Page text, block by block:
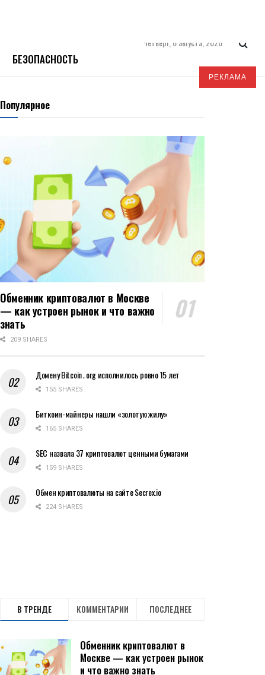
БЕЗОПАСНОСТЬ
Четверг, 6 августа, 2026
РЕКЛАМА
Популярное
Обменник криптовалют в Москве
— как устроен рынок и что важно
знать
209 SHARES
Домену Bitcoin․org исполнилось ровно 15 лет
155 SHARES
Биткоин-майнеры нашли «золотую жилу»
165 SHARES
SEC назвала 37 криптовалют ценными бумагами
159 SHARES
Обмен криптовалюты на сайте Secrex.io
224 SHARES
В ТРЕНДЕ КОММЕНТАРИИ ПОСЛЕДНЕЕ
Обменник криптовалют в
Москве — как устроен рынок
и что важно знать